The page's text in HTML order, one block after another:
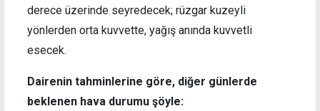
derece üzerinde seyredecek; rüzgar kuzeyli
yönlerden orta kuvvette, yağış anında kuvvetli
esecek.
Dairenin tahminlerine göre, diğer günlerde
beklenen hava durumu şöyle: